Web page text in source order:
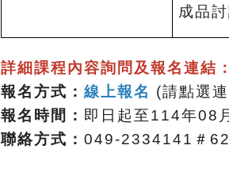
成品
詳細課程內容詢問及報名連結：
報名方式： 線上報名 (請點選
報名時間： 即日起至114年08
聯絡方式： 049-2334141＃